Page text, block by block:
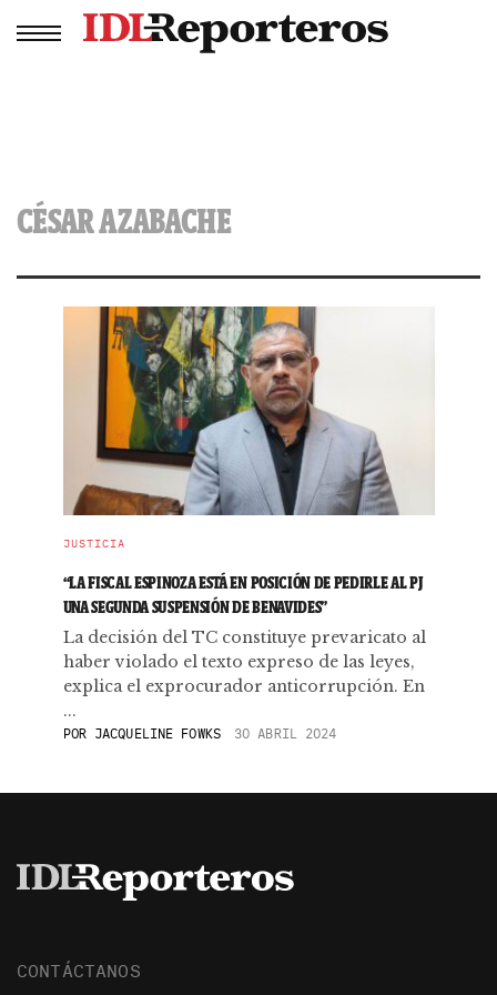
CÉSAR AZABACHE
JUSTICIA
“LA FISCAL ESPINOZA ESTÁ EN POSICIÓN DE PEDIRLE AL PJ
UNA SEGUNDA SUSPENSIÓN DE BENAVIDES”
La decisión del TC constituye prevaricato al
haber violado el texto expreso de las leyes,
explica el exprocurador anticorrupción. En
...
POR JACQUELINE FOWKS 30 ABRIL 2024
CONTÁCTANOS